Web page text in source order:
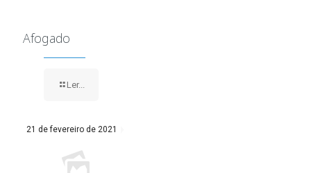
Afogado
Ler...
21 de fevereiro de 2021